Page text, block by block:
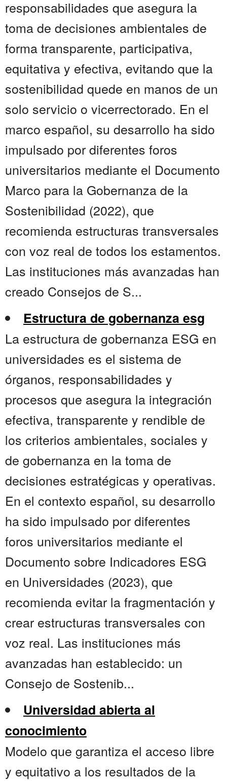
responsabilidades que asegura la
toma de decisiones ambientales de
forma transparente, participativa,
equitativa y efectiva, evitando que la
sostenibilidad quede en manos de un
solo servicio o vicerrectorado. En el
marco español, su desarrollo ha sido
impulsado por diferentes foros
universitarios mediante el Documento
Marco para la Gobernanza de la
Sostenibilidad (2022), que
recomienda estructuras transversales
con voz real de todos los estamentos.
Las instituciones más avanzadas han
creado Consejos de S...
Estructura de gobernanza esg
La estructura de gobernanza ESG en
universidades es el sistema de
órganos, responsabilidades y
procesos que asegura la integración
efectiva, transparente y rendible de
los criterios ambientales, sociales y
de gobernanza en la toma de
decisiones estratégicas y operativas.
En el contexto español, su desarrollo
ha sido impulsado por diferentes
foros universitarios mediante el
Documento sobre Indicadores ESG
en Universidades (2023), que
recomienda evitar la fragmentación y
crear estructuras transversales con
voz real. Las instituciones más
avanzadas han establecido: un
Consejo de Sostenib...
Universidad abierta al
conocimiento
Modelo que garantiza el acceso libre
y equitativo a los resultados de la